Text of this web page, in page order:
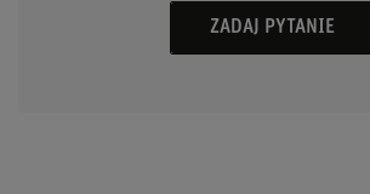
ZADAJ PYTANIE